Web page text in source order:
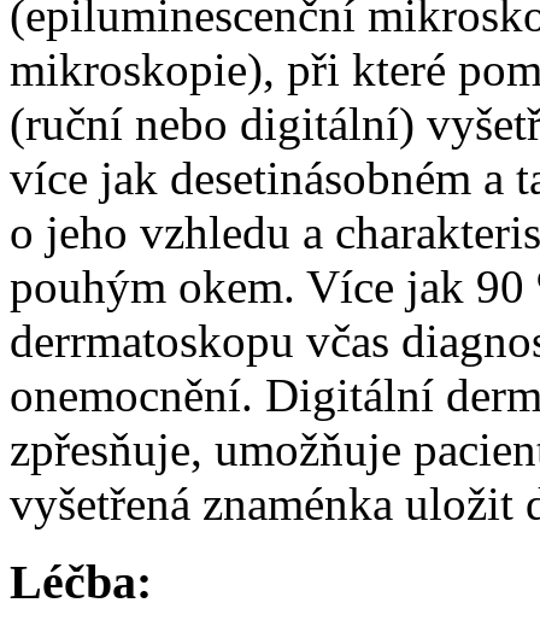
(epiluminescenční
mikroskopie), při které
(ruční nebo digitální)
více jak desetinásobném a
o jeho vzhledu a
pouhým okem. Více jak
derrmatoskopu včas
onemocnění. Digitální
zpřesňuje, umožňuje
vyšetřená znaménka uložit
Léčba: